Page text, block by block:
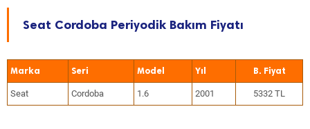
Seat Cordoba Periyodik Bakım Fiyatı
Marka Seri Model Yıl
Seat Cordoba 1.6 2001 5332 TL